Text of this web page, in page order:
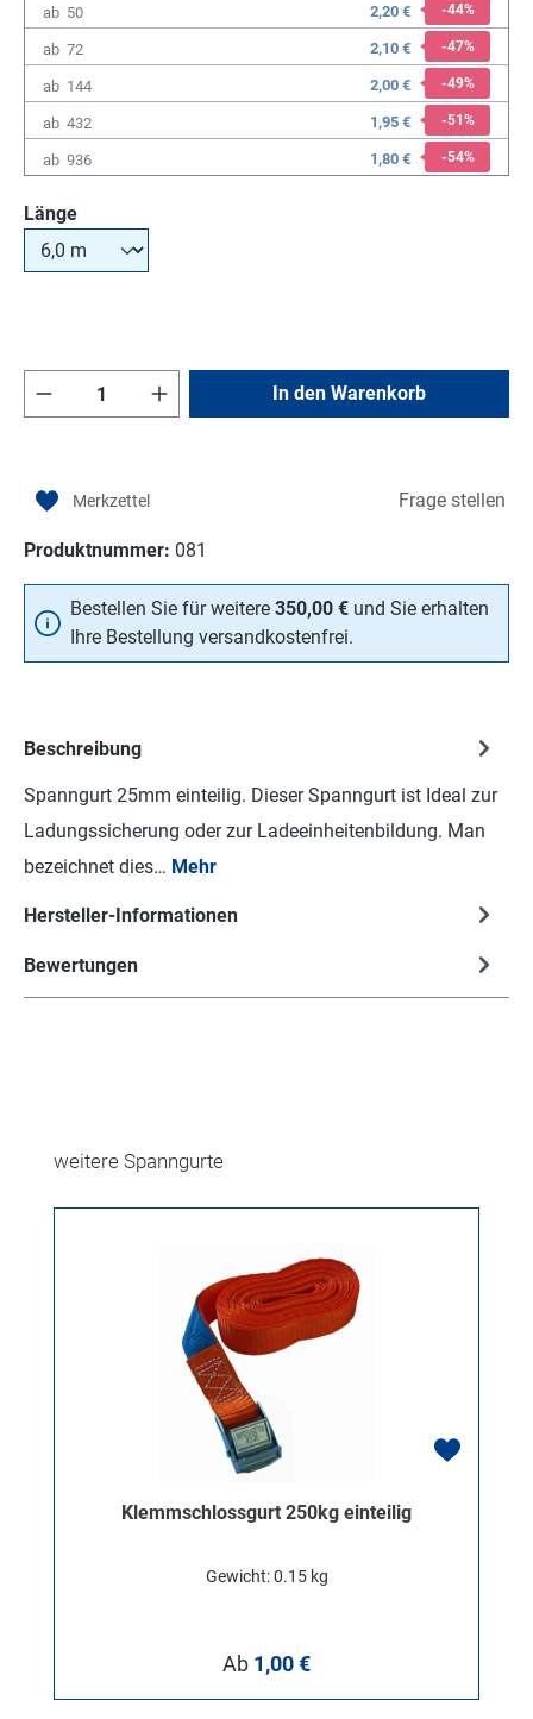
ab 50 2,20 € -44%
ab 72 2,10 € -47%
ab 144 2,00 € -49%
ab 432 1,95 € -51 %
ab 936 1,80 € -54%
Längeauswählen
Produkt Anzahl: Gib den gewünschten
In den Warenkorb
Frage stellen
Produktnummer: 081
Bestellen Sie für weitere 350,00 € und Sie erhalten
Ihre Bestellung versandkostenfrei.
Beschreibung
Spanngurt 25mm einteilig. Dieser Spanngurt ist Ideal zur
Ladungssicherung oder zur Ladeeinheitenbildung. Man
bezeichnet dies… Mehr
Hersteller-Informationen
Bewertungen
Produktgalerie überspringen
weitere Spanngurte
Klemmschlossgurt 250kg einteilig
Gewicht: 0.15 kg
Regulärer Preis:
Ab 1,00 €